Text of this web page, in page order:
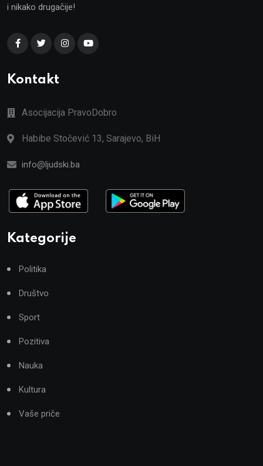
i nikako drugačije!
Kontakt
Asocijacija PravoDobro
Habibe Stočević 13, Sarajevo, BiH
info@ljudski.ba
Kategorije
Politika
Društvo
Sport
Pozitiva
Nauka
Kultura
Vaše priče